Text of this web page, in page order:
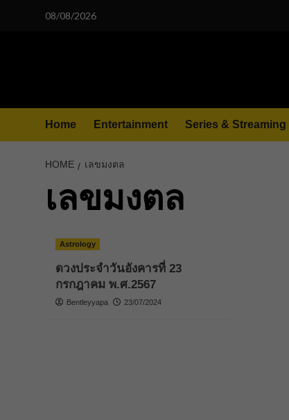
08/08/2026
Home Entertainment Series & Streaming
HOME เลขมงตล
เลขมงตล
Astrology
ดวงประจำวันอังคารที่ 23
กรกฎาคม พ.ศ.2567
Bentleyyapa 23/07/2024